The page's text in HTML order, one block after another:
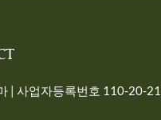
| 사업자등록번호 110-20-